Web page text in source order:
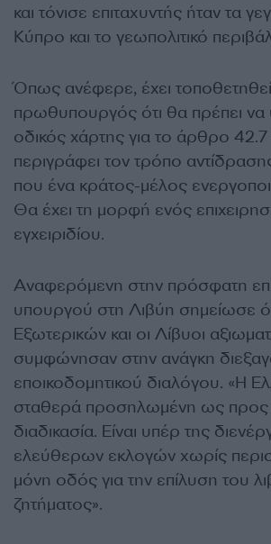
και τόνισε επιταχυντής ήταν τα
Κύπρο και το γεωπολιτικό
Όπως ανέφερε, έχει
πρωθυπουργός ότι θα πρέπει να
οδικός χάρτης για το άρθρο 42.7
περιγράφει τον τρόπο
που ένα κράτος-μέλος
Θα έχει τη μορφή ενός
εγχειριδίου.
Αναφερόμενη στην πρόσφατη
υπουργού στη Λιβύη σημείωσε
Εξωτερικών και οι Λίβυοι
συμφώνησαν στην ανάγκη
εποικοδομητικού διαλόγου. «Η
σταθερά προσηλωμένη ως προς
διαδικασία. Είναι υπέρ της
ελεύθερων εκλογών χωρίς
μόνη οδός για την επίλυση του
ζητήματος».